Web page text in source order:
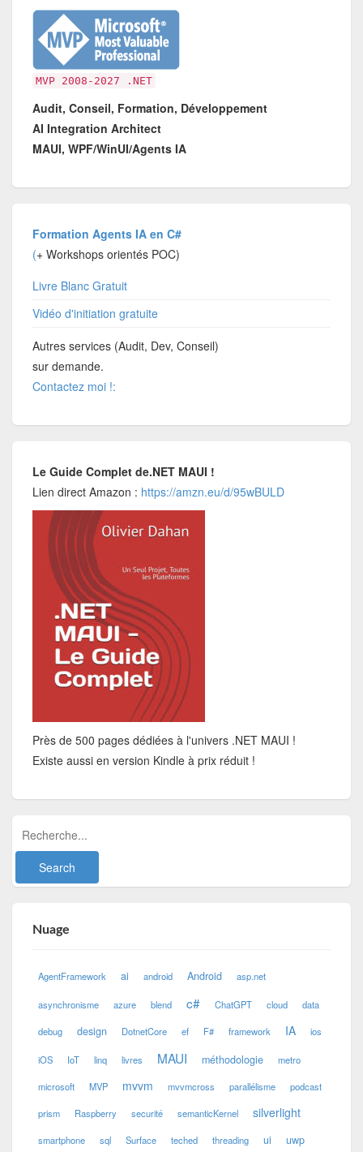
MVP 2008-2027 .NET
Audit, Conseil, Formation, Développement
AI Integration Architect
MAUI, WPF/WinUI/Agents IA
Formation Agents IA en C#
(+ Workshops orientés POC)
Livre Blanc Gratuit
Vidéo d'initiation gratuite
Autres services (Audit, Dev, Conseil)
sur demande.
Contactez moi !:
Le Guide Complet de.NET MAUI !
Lien direct Amazon : https://amzn.eu/d/95wBULD
Près de 500 pages dédiées à l'univers .NET MAUI !
Existe aussi en version Kindle à prix réduit !
Nuage
AgentFramework ai android Android asp.net
asynchronisme azure blend c# ChatGPT cloud data
debug design DotnetCore ef F# framework IA ios
iOS IoT linq livres MAUI méthodologie metro
microsoft MVP mvvm mvvmcross parallélisme podcast
prism Raspberry securité semanticKernel silverlight
smartphone sql Surface teched threading ui uwp